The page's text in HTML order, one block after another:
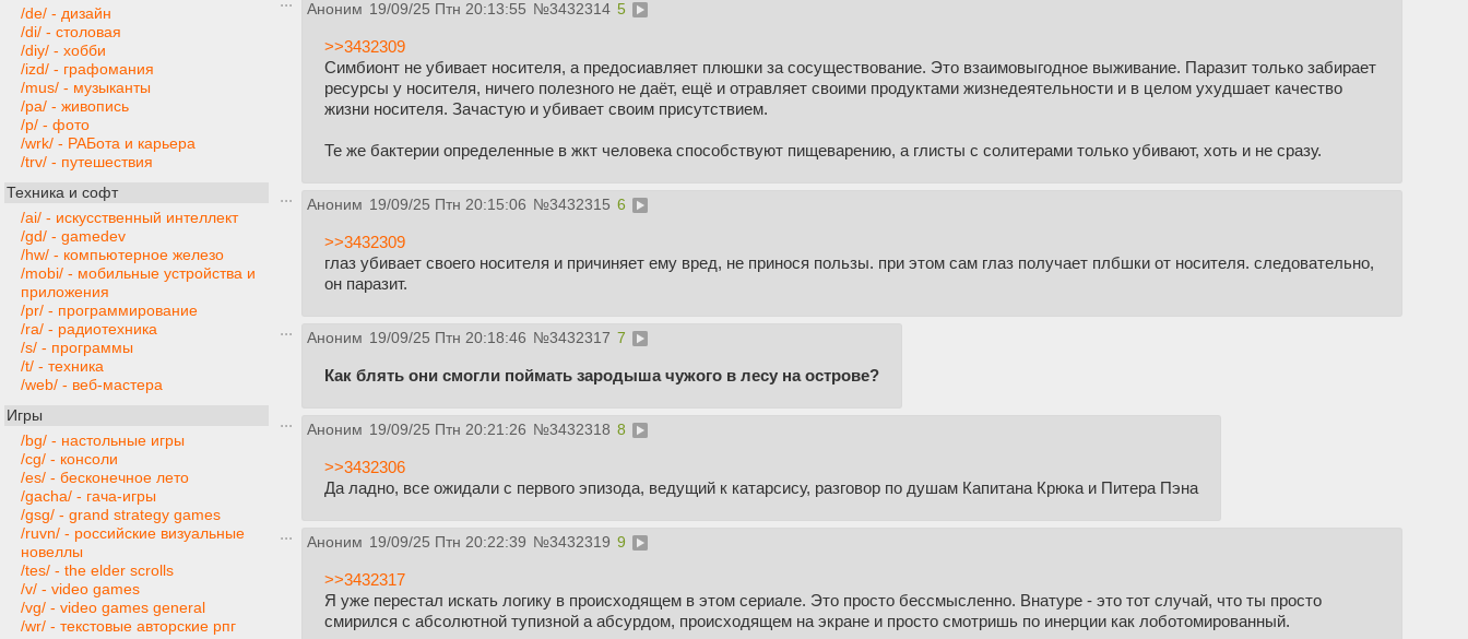
/de/ - дизайн
/di/ - столовая
/diy/ - хобби
/izd/ - графомания
/mus/ - музыканты
/pa/ - живопись
/p/ - фото
/wrk/ - РАБота и карьера
/trv/ - путешествия
Техника и софт
/ai/ - искусственный интеллект
/gd/ - gamedev
/hw/ - компьютерное железо
/mobi/ - мобильные устройства и
приложения
/pr/ - программирование
/ra/ - радиотехника
/s/ - программы
/t/ - техника
/web/ - веб-мастера
Игры
/bg/ - настольные игры
/cg/ - консоли
/es/ - бесконечное лето
/gacha/ - гача-игры
/gsg/ - grand strategy games
/ruvn/ - российские визуальные
новеллы
/tes/ - the elder scrolls
/v/ - video games
/vg/ - video games general
/wr/ - текстовые авторские рпг
Аноним 19/09/25 Птн 20:13:55 №3432314 5
>>3432309
Симбионт не убивает носителя, а предосиавляет плюшки за сосуществование. Это взаимовыгодное выживание. Паразит только забирает
ресурсы у носителя, ничего полезного не даёт, ещё и отравляет своими продуктами жизнедеятельности и в целом ухудшает качество
жизни носителя. Зачастую и убивает своим присутствием.
Те же бактерии определенные в жкт человека способствуют пищеварению, а глисты с солитерами только убивают, хоть и не сразу.
Аноним 19/09/25 Птн 20:15:06 №3432315 6
>>3432309
глаз убивает своего носителя и причиняет ему вред, не принося пользы. при этом сам глаз получает плбшки от носителя. следовательно,
он паразит.
Аноним 19/09/25 Птн 20:18:46 №3432317 7
Как блять они смогли поймать зародыша чужого в лесу на острове?
Аноним 19/09/25 Птн 20:21:26 №3432318 8
>>3432306
Да ладно, все ожидали с первого эпизода, ведущий к катарсису, разговор по душам Капитана Крюка и Питера Пэна
Аноним 19/09/25 Птн 20:22:39 №3432319 9
>>3432317
Я уже перестал искать логику в происходящем в этом сериале. Это просто бессмысленно. Внатуре - это тот случай, что ты просто
смирился с абсолютной тупизной а абсурдом, происходящем на экране и просто смотришь по инерции как лоботомированный.